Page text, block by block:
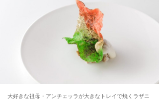
大好きな祖母・アンチェッラが大きなトレイで焼くラザニ